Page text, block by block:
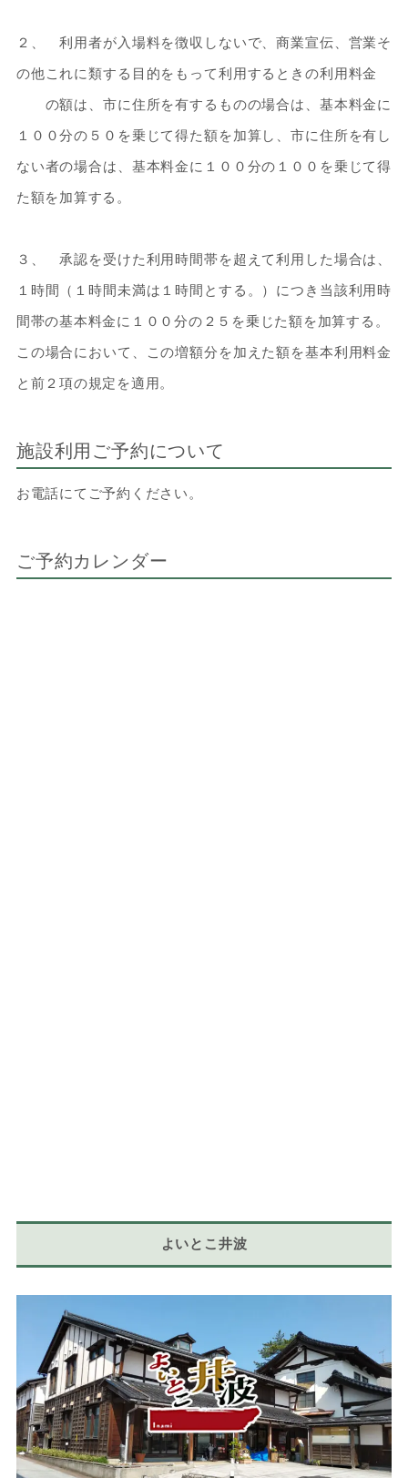
２、 利用者が入場料を徴収しないで、商業宣伝、営業そ
の他これに類する目的をもって利用するときの利用料金
の額は、市に住所を有するものの場合は、基本料金に
１００分の５０を乗じて得た額を加算し、市に住所を有し
ない者の場合は、基本料金に１００分の１００を乗じて得
た額を加算する。
３、 承認を受けた利用時間帯を超えて利用した場合は、
１時間（１時間未満は１時間とする。）につき当該利用時
間帯の基本料金に１００分の２５を乗じた額を加算する。
この場合において、この増額分を加えた額を基本利用料金
と前２項の規定を適用。
施設利用ご予約について
お電話にてご予約ください。
ご予約カレンダー
よいとこ井波